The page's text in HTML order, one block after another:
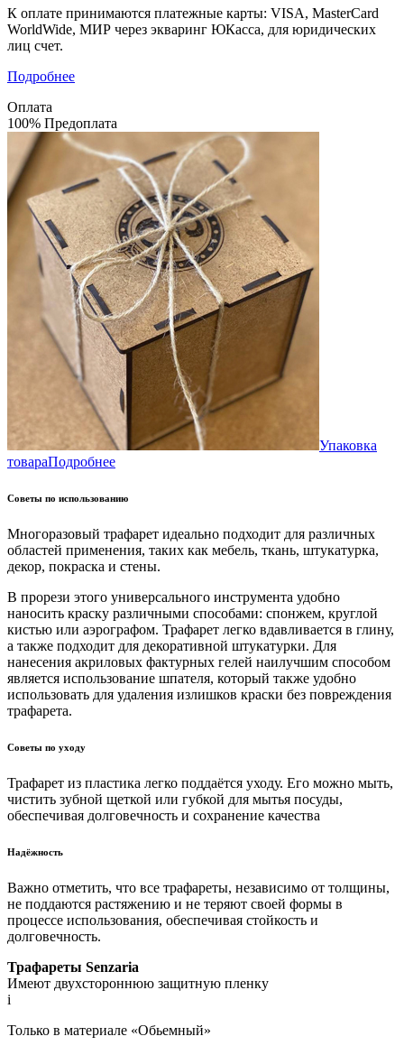
К оплате принимаются платежные карты: VISA, MasterCard
WorldWide, МИР через экваринг ЮКасса, для юридических
лиц счет.
Подробнее
Оплата
100% Предоплата
Упаковка
товараПодробнее
Советы по использованию
Многоразовый трафарет идеально подходит для различных
областей применения, таких как мебель, ткань, штукатурка,
декор, покраска и стены.
В прорези этого универсального инструмента удобно
наносить краску различными способами: спонжем, круглой
кистью или аэрографом. Трафарет легко вдавливается в глину,
а также подходит для декоративной штукатурки. Для
нанесения акриловых фактурных гелей наилучшим способом
является использование шпателя, который также удобно
использовать для удаления излишков краски без повреждения
трафарета.
Советы по уходу
Трафарет из пластика легко поддаётся уходу. Его можно мыть,
чистить зубной щеткой или губкой для мытья посуды,
обеспечивая долговечность и сохранение качества
Надёжность
Важно отметить, что все трафареты, независимо от толщины,
не поддаются растяжению и не теряют своей формы в
процессе использования, обеспечивая стойкость и
долговечность.
Трафареты Senzaria
Имеют двухстороннюю защитную пленку
i
Только в материале «Обьемный»